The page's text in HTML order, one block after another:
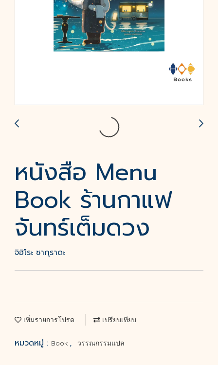
หนังสือ Menu
Book ร้านกาแฟ
จันทร์เต็มดวง
จิฮิโระ ซากุราดะ
เพิ่มรายการโปรด เปรียบเทียบ
หมวดหมู่ : Book , วรรณกรรมแปล